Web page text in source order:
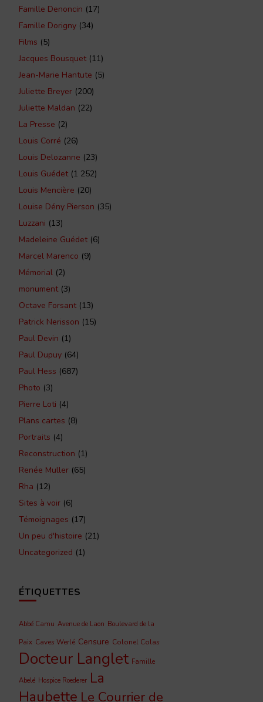
Famille Denoncin (17)
Famille Dorigny (34)
Films (5)
Jacques Bousquet(11)
Jean-Marie Hantute (5)
Juliette Breyer (200)
Juliette Maldan (22)
La Presse (2)
Louis Corré (26)
Louis Delozanne (23)
Louis Guédet(1 252)
Louis Mencière (20)
Louise Dény Pierson (35)
Luzzani (13)
Madeleine Guédet(6)
Marcel Marenco (9)
Mémorial (2)
monument(3)
Octave Forsant(13)
Patrick Nerisson (15)
Paul Devin (1)
Paul Dupuy (64)
Paul Hess (687)
Photo (3)
Pierre Loti (4)
Plans cartes (8)
Portraits (4)
Reconstruction (1)
Renée Muller (65)
Rha (12)
Sites à voir (6)
Témoignages (17)
Un peu d'histoire (21)
Uncategorized (1)
ÉTIQUETTES
Abbé Camu Avenue de Laon Boulevard de la
Paix Caves Werlé Censure Colonel Colas
Docteur Langlet Famille
Abelé Hospice Roederer La
Haubette Le Courrier de